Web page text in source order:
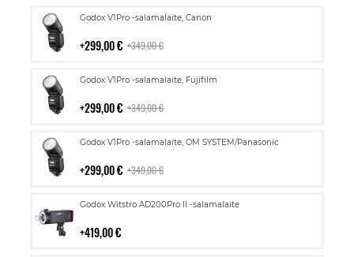
Godox V1Pro -salamalaite, Canon
299,00 € 349,00 €
Lisää
Godox V1Pro -salamalaite, Fujifilm
299,00 € 349,00 €
Lisää
Godox V1Pro -salamalaite, OM SYSTEM/Panasonic
299,00 € 349,00 €
Lisää
Godox Witstro AD200Pro II -salamalaite
419,00 €
Lisää